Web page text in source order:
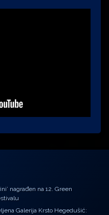
nagrađen na 12. Green
Galerija Krsto Hegedušić: